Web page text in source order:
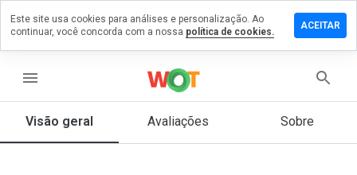
menu
Visão geral Avaliações Sobre
um
em
De 1
Este site usa cookies para análises e personalização. Ao
continuar, você concorda com a nossa política de cookies.
ACEITAR